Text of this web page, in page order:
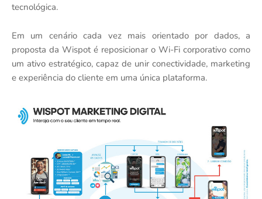
tecnológica.
Em um cenário cada vez mais orientado por dados, a
proposta da Wispot é reposicionar o Wi-Fi corporativo como
um ativo estratégico, capaz de unir conectividade, marketing
e experiência do cliente em uma única plataforma.